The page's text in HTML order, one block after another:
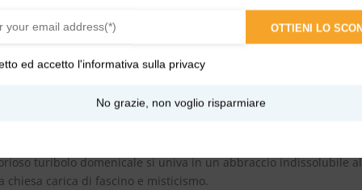
olibano resinoide
di un austero ed elegante silenzio, dove i sentori freschi
incenso riveste ed avvolge con le sue minerali note
nella Basilica Santuario Maria Santissima del Mazzaro a
turibolo domenicale si univa in un abbraccio indissolubile
carica di fascino e misticismo.
OTTIENI LO
ed accetto l'informativa sulla privacy
No grazie, non voglio risparmiare